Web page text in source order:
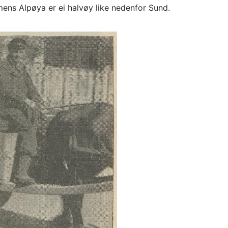
Alpøya er ei halvøy like nedenfor Sund.